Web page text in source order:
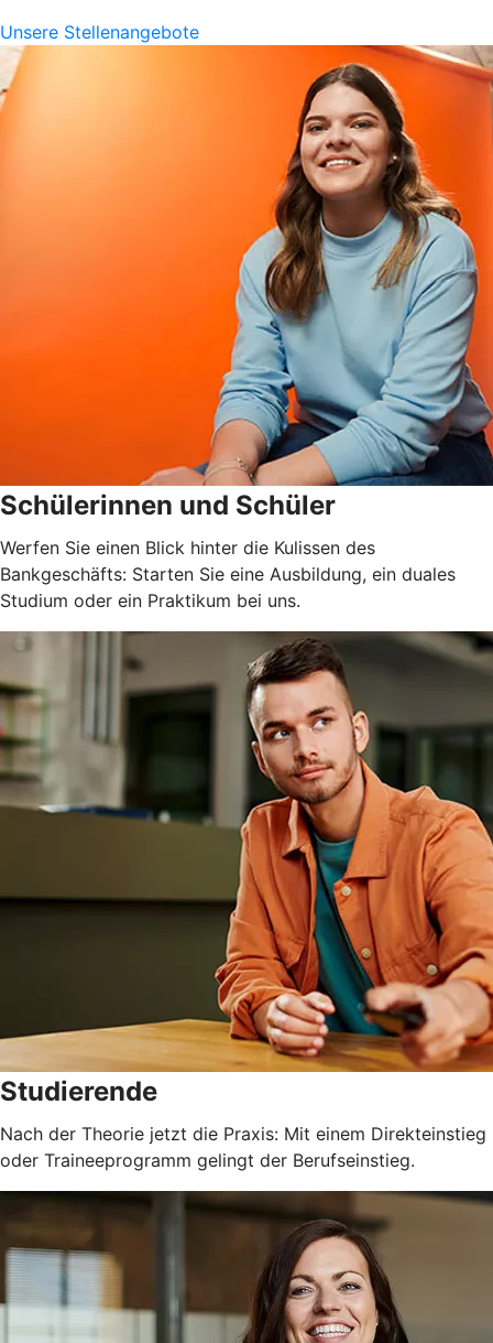
Unsere Stellenangebote
Schülerinnen und Schüler
Werfen Sie einen Blick hinter die Kulissen des
Bankgeschäfts: Starten Sie eine Ausbildung, ein duales
Studium oder ein Praktikum bei uns.
Studierende
Nach der Theorie jetzt die Praxis: Mit einem Direkteinstieg
oder Traineeprogramm gelingt der Berufseinstieg.